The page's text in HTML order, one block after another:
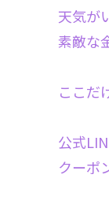
天気が
素敵な
ここだ
公式
クーポ